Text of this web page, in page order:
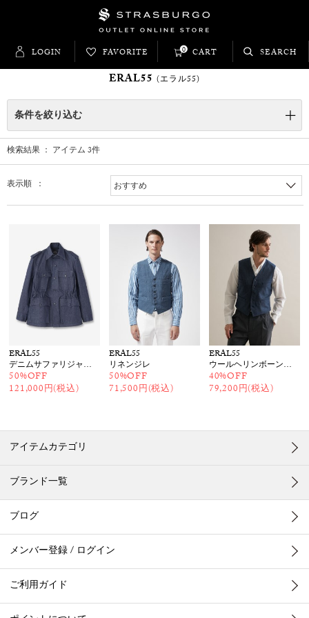
LOGIN FAVORITE CART
0 SEARCH
ERAL55 (エラル55)
条件を絞り込む
検索結果 ： アイテム 3件
表示順 ：
ERAL55
デニムサファリジャケット
50%OFF
121,000円(税込)
ERAL55
リネンジレ
50%OFF
71,500円(税込)
ERAL55
ウールヘリンボーンジレ
40%OFF
79,200円(税込)
アイテムカテゴリ
ブランド一覧
ブログ
メンバー登録 / ログイン
ご利用ガイド